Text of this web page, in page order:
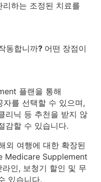
하는 조정된 치료를
동합니까? 어떤 장점이
플랜을 통해
를 선택할 수 있으며,
리닉 등 추천을 받지 않
감할 수 있습니다.
외 여행에 대한 확장된
Medicare Supplement
인, 보청기 할인 및 무
있습니다.